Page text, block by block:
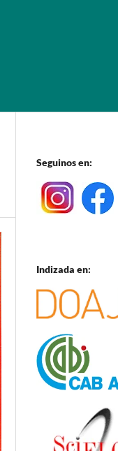
Seguinos en:
Indizada en: